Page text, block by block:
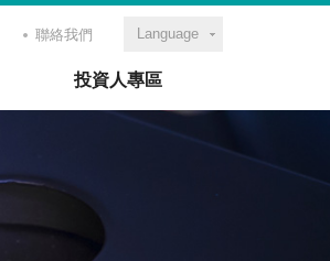
投資人專區
聯絡我們 Language